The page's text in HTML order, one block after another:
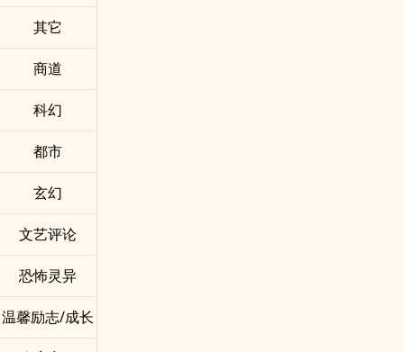
其它
商道
科幻
都市
玄幻
文艺评论
恐怖灵异
温馨励志/成长